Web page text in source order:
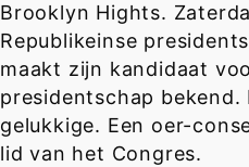
Brooklyn Hights.
Republikeinse
maakt zijn kandidaat
presidentschap bekend.
gelukkige. Een oer-
lid van het Congres.